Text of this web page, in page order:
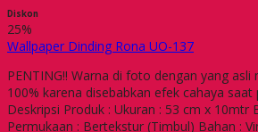
Diskon
25%
Wallpaper Dinding Rona UO-137
PENTING!! Warna di foto dengan yang asli
100% karena disebabkan efek cahaya
Deskripsi Produk : Ukuran : 53 cm x 10mtr
Permukaan : Bertekstur (Timbul) Bahan :